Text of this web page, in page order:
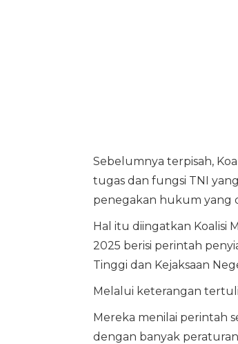
Sebelumnya terpisah,
tugas dan fungsi TNI
penegakan hukum yang
Hal itu diingatkan Koalisi
2025 berisi perintah
Tinggi dan Kejaksaan
Melalui keterangan
Mereka menilai perintah
dengan banyak